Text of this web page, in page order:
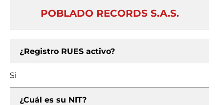
POBLADO RECORDS S.A.S.
¿Registro RUES activo?
Si
¿Cuál es su NIT?